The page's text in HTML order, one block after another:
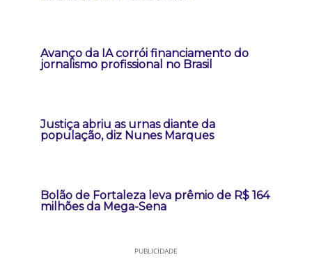
Avanço da IA corrói financiamento do
jornalismo profissional no Brasil
Justiça abriu as urnas diante da
população, diz Nunes Marques
Bolão de Fortaleza leva prêmio de R$ 164
milhões da Mega-Sena
PUBLICIDADE